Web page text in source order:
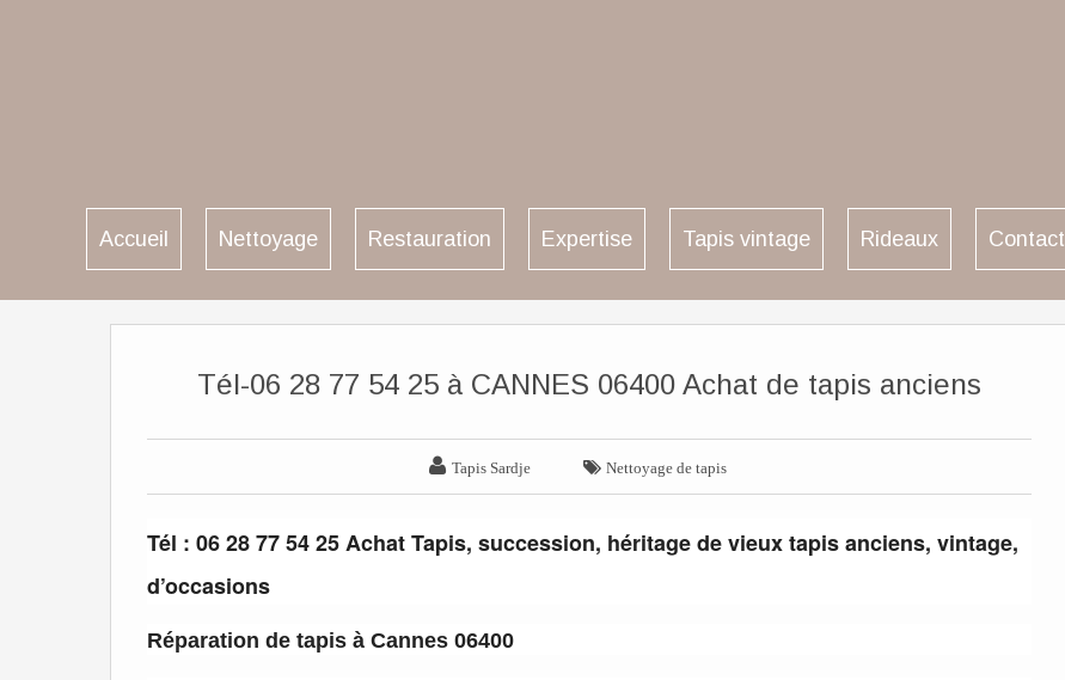
Accueil Nettoyage Restauration Expertise Tapis vintage Rideaux Contact
Tél-06 28 77 54 25 à CANNES 06400 Achat de tapis anciens
 Tapis Sardje  Nettoyage de tapis
Tél : 06 28 77 54 25 Achat Tapis, succession, héritage de vieux tapis anciens, vintage,
d’occasions
Réparation de tapis à Cannes 06400